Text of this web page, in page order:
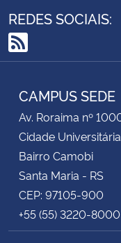
REDES SOCIAIS:
RSS
CAMPUS SEDE
Av. Roraima nº
Cidade Universitária
Bairro Camobi
Santa Maria - RS
CEP: 97105-900
+55 (55) 3220-8000